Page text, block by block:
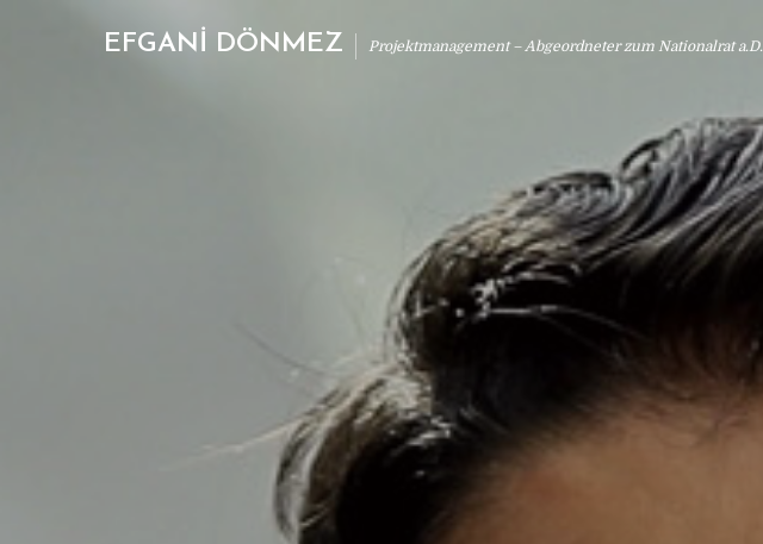
EFGANİ DÖNMEZ Projektmanagement – Abgeordneter zum Nationalrat a.D.